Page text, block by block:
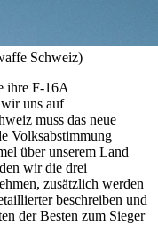
Schweiz)
ihre F-16A
uns auf
muss das neue
Volksabstimmung
über unserem Land
wir die drei
zusätzlich werden
beschreiben und
der Besten zum Sieger